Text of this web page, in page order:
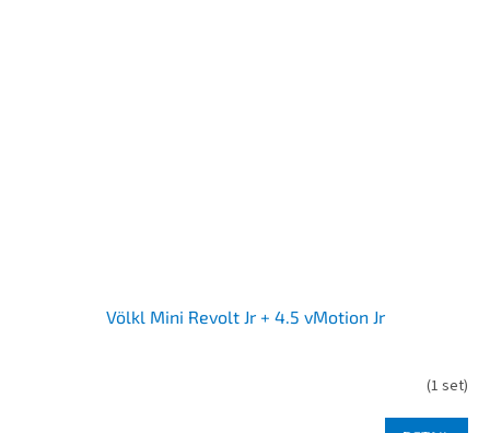
Völkl Mini Revolt Jr + 4.5 vMotion Jr
(1 set)